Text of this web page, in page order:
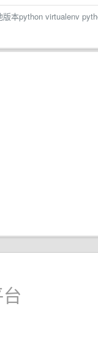
本python virtualenv